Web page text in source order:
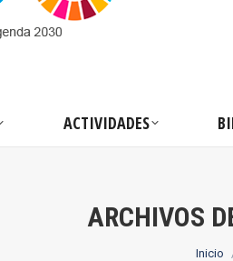
ACTIVIDADES
ARCHIVOS
Estás
Inicio